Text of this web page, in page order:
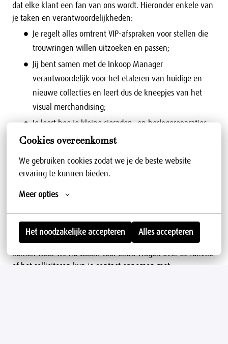
Cookies overeenkomst
We gebruiken cookies zodat we je de beste website
ervaring te kunnen bieden.
Meer opties
Het noodzakelijke accepteren Alles accepteren
dat elke klant een fan van ons wordt. Hieronder enkele van
je taken en verantwoordelijkheden:
Je regelt alles omtrent VIP-afspraken voor stellen die
trouwringen willen uitzoeken en passen;
Jij bent samen met de Inkoop Manager
verantwoordelijk voor het etaleren van huidige en
nieuwe collecties en leert dus de kneepjes van het
visual merchandising;
Je leert hoe je kleine sieraden- en horlogereparaties
doet (denk aan banden inkorten of batterijen
Je bent verantwoordelijk voor de administratie van de
Solliciteren
Is deze functie jou op het lijf geschreven? Laat weten wat
jou uniek maakt, dan nemen we jou persoonlijk mee in het
verhaal van Siebel en de reis die wij hebben gemaakt om te
komen waar we nu staan. Voor extra vragen over de functie
of het solliciteren kun je contact opnemen met